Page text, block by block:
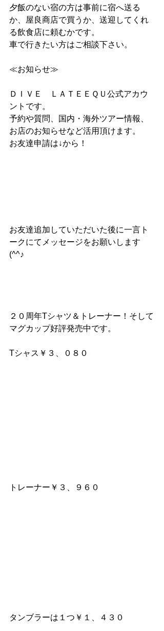
夕飯のない宿の方は事前に宿へ送る
か、屋良商店で買うか、送迎してくれ
る飲食店に頼むかです。
車で行きたい方はご相談下さい。
≪お知らせ≫
ＤＩＶＥ　ＬＡＴＥＥＱＵ公式アカウ
ントです。
予約や質問、国内・海外ツアー情報、
お店のお知らせなど活用頂けます。
お友達申請は↓から！
お友達追加していただいた後に一言ト
ークにてメッセージをお願いします
(^^♪
２０周年Tシャツ＆トレーナー！そして
マグカップ好評発売中です。
Tシャス￥３、０８０
トレーナー￥３、９６０
タンブラーは１つ￥１、４３０